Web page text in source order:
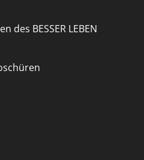
des BESSER LEBEN